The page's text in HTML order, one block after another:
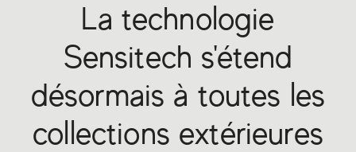
La technologie
Sensitech s'étend
désormais à toutes les
collections extérieures